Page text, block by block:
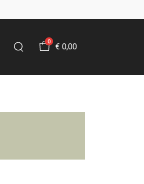
0
€ 0,00